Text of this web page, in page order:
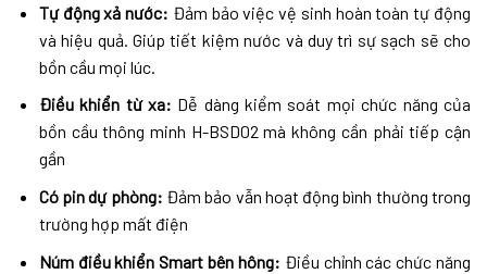
Tự động xả nước: Đảm bảo việc vệ sinh hoàn toàn tự động
và hiệu quả. Giúp tiết kiệm nước và duy trì sự sạch sẽ cho
bồn cầu mọi lúc.
Điều khiển từ xa: Dễ dàng kiểm soát mọi chức năng của
bồn cầu thông minh H-BSD02 mà không cần phải tiếp cận
gần
Có pin dự phòng: Đảm bảo vẫn hoạt động bình thường trong
trường hợp mất điện
Núm điều khiển Smart bên hông: Điều chỉnh các chức năng